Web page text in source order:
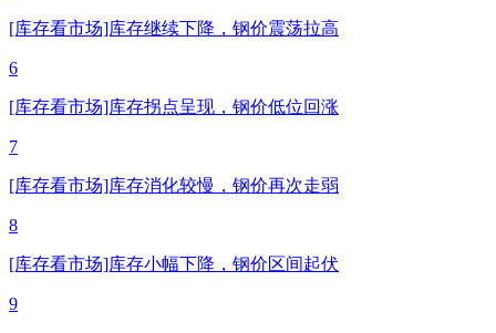
[库存看市场]库存继续下降，钢价震荡拉高
6
[库存看市场]库存拐点呈现，钢价低位回涨
7
[库存看市场]库存消化较慢，钢价再次走弱
8
[库存看市场]库存小幅下降，钢价区间起伏
9